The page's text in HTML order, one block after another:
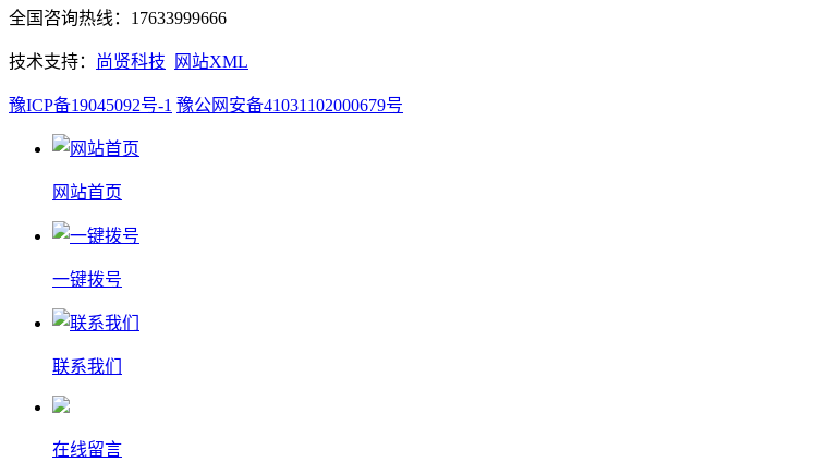
全国咨询热线：17633999666
技术支持： 尚贤科技 网站XML
豫ICP备19045092号-1 豫公网安备41031102000679号
网站首页
一键拨号
联系我们
在线留言